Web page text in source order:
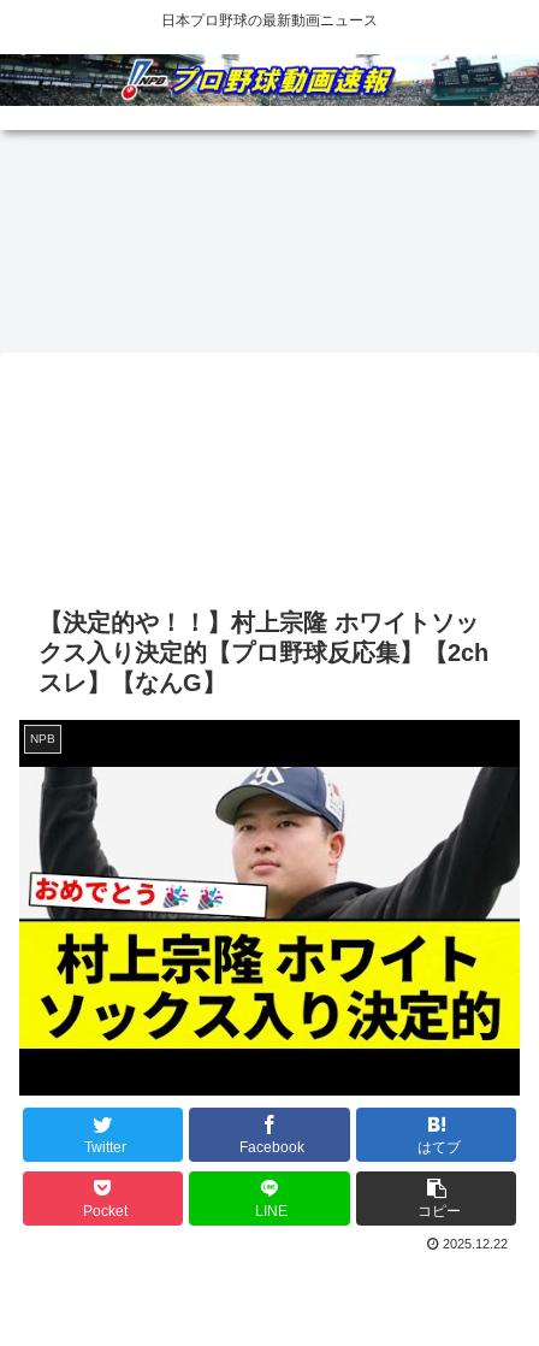
日本プロ野球の最新動画ニュース
【決定的や！！】村上宗隆 ホワイトソッ
クス入り決定的【プロ野球反応集】【2ch
スレ】【なんG】
NPB
Twitter Facebook はてブ
Pocket LINE コピー
2025.12.22